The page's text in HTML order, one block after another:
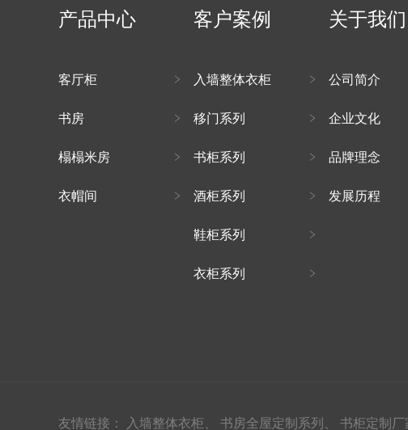
产品中心
客厅柜
书房
榻榻米房
衣帽间
客户案例
入墙整体衣柜
移门系列
书柜系列
酒柜系列
鞋柜系列
衣柜系列
关于我们
公司简介
企业文化
品牌理念
发展历程
友情链接： 入墙整体衣柜、 书房全屋定制系列、 书柜定制厂